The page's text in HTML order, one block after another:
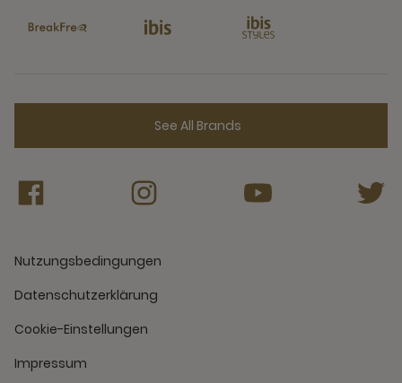
See All Brands
Nutzungsbedingungen
Datenschutzerklärung
Cookie-Einstellungen
Impressum